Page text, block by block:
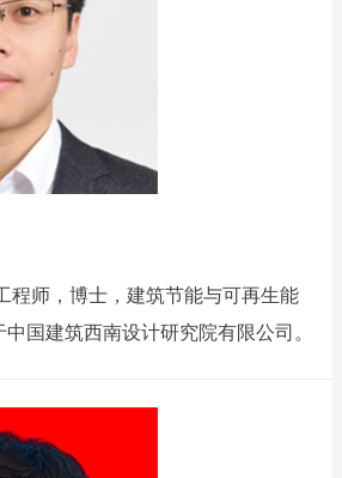
程师，博士，建筑节能与可再生能
国建筑西南设计研究院有限公司。